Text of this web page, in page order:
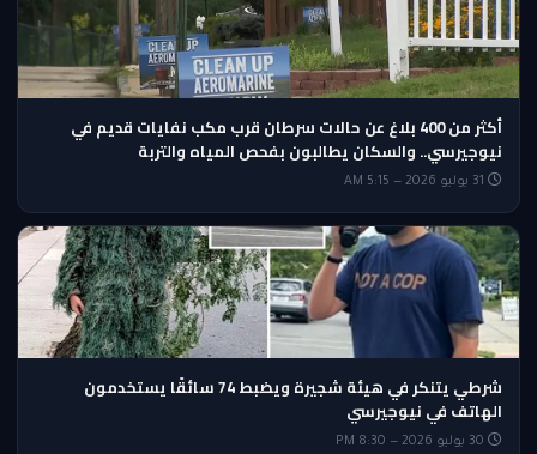
أكثر من 400 بلاغ عن حالات سرطان قرب مكب نفايات قديم في
نيوجيرسي.. والسكان يطالبون بفحص المياه والتربة
شرطي يتنكر في هيئة شجيرة ويضبط 74 سائقًا يستخدمون
الهاتف في نيوجيرسي